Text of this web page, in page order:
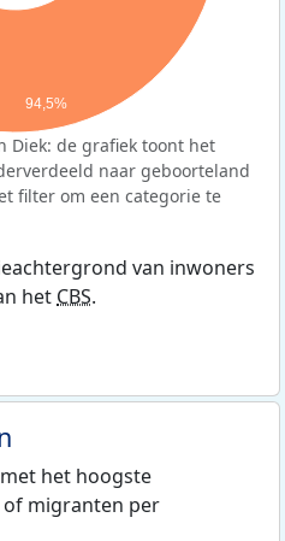
94,5%
Diek: de grafiek toont het
naar geboorteland
filter om een categorie te
van inwoners
het CBS.
met het hoogste
migranten per